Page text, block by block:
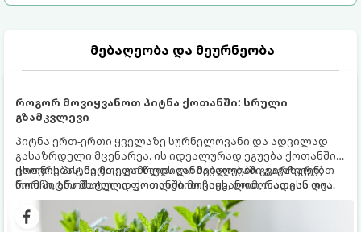
მებაღეობა და მეურნეობა
როგორ მოვიყვანოთ პიტნა ქოთანში: სრული
გზამკვლევი
პიტნა ერთ-ერთი ყველაზე სურნელოვანი და ადვილად
გასაზრდელი მცენარეა. ის იდეალურად ეგუება ქოთანში
ცხოვრებას, მეტიც, გამოცდილი მებაღეები გვირჩევენ,
რომ პიტნა მხოლოდ ქოთანში მოვიყვანოთ, რადგან ღია
გრუნტში (ბაღში) დარგვისას ის ფესვებით ძალიან
სწრაფად ვრცელდება და სხვა მცენარეებს ავიწროებს.
ქოთნის პიტნა მთელი წლის განმავლობაში გაგახარებთ
ნორჩი, არომატული ფოთლებით ჩაის, ლიმონათისა თუ
კერძებისთვის.